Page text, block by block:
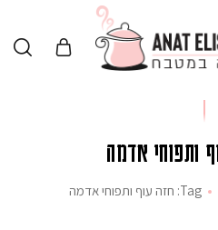
Tag: חזה עוף ותפוחי אדמה